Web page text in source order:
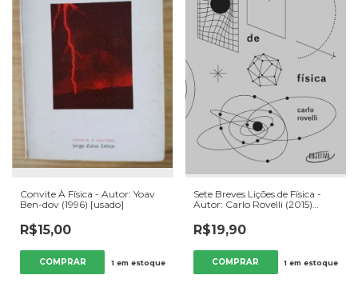
Convite À Física - Autor: Yoav
Ben-dov (1996) [usado]
R$15,00
1em estoque
Sete Breves Lições de Física -
Autor: Carlo Rovelli (2015)
R$19,90
1 em estoque